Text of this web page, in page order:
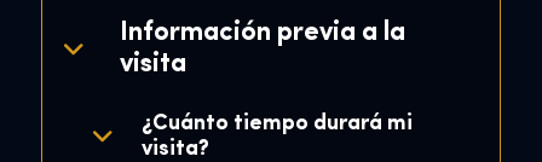
Información previa a la
visita
¿Cuánto tiempo durará mi
visita?